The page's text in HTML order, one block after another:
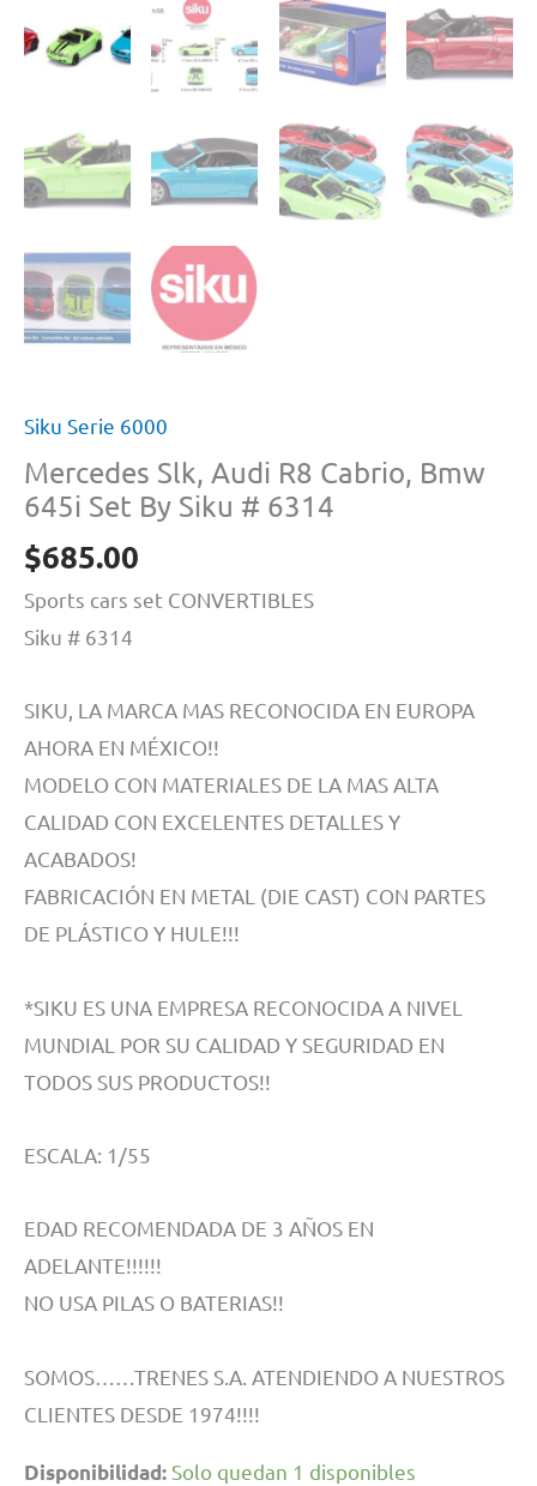
Siku Serie 6000
Mercedes Slk, Audi R8 Cabrio, Bmw
645i Set By Siku # 6314
$685.00
Sports cars set CONVERTIBLES
Siku # 6314
SIKU, LA MARCA MAS RECONOCIDA EN EUROPA
AHORA EN MÉXICO!!
MODELO CON MATERIALES DE LA MAS ALTA
CALIDAD CON EXCELENTES DETALLES Y
ACABADOS!
FABRICACIÓN EN METAL (DIE CAST) CON PARTES
DE PLÁSTICO Y HULE!!!
*SIKU ES UNA EMPRESA RECONOCIDA A NIVEL
MUNDIAL POR SU CALIDAD Y SEGURIDAD EN
TODOS SUS PRODUCTOS!!
ESCALA: 1/55
EDAD RECOMENDADA DE 3 AÑOS EN
ADELANTE!!!!!!
NO USA PILAS O BATERIAS!!
SOMOS……TRENES S.A. ATENDIENDO A NUESTROS
CLIENTES DESDE 1974!!!!
Disponibilidad: Solo quedan 1 disponibles